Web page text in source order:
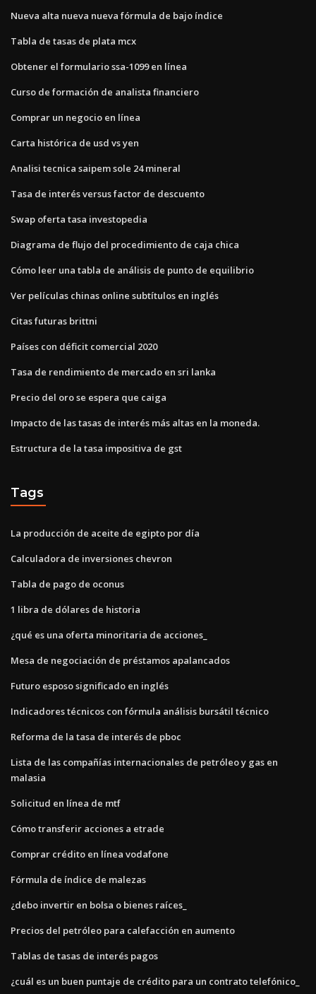
Nueva alta nueva nueva fórmula de bajo índice
Tabla de tasas de plata mcx
Obtener el formulario ssa-1099 en línea
Curso de formación de analista financiero
Comprar un negocio en línea
Carta histórica de usd vs yen
Analisi tecnica saipem sole 24 mineral
Tasa de interés versus factor de descuento
Swap oferta tasa investopedia
Diagrama de flujo del procedimiento de caja chica
Cómo leer una tabla de análisis de punto de equilibrio
Ver películas chinas online subtítulos en inglés
Citas futuras brittni
Países con déficit comercial 2020
Tasa de rendimiento de mercado en sri lanka
Precio del oro se espera que caiga
Impacto de las tasas de interés más altas en la moneda.
Estructura de la tasa impositiva de gst
Tags
La producción de aceite de egipto por día
Calculadora de inversiones chevron
Tabla de pago de oconus
1 libra de dólares de historia
¿qué es una oferta minoritaria de acciones_
Mesa de negociación de préstamos apalancados
Futuro esposo significado en inglés
Indicadores técnicos con fórmula análisis bursátil técnico
Reforma de la tasa de interés de pboc
Lista de las compañías internacionales de petróleo y gas en
malasia
Solicitud en línea de mtf
Cómo transferir acciones a etrade
Comprar crédito en línea vodafone
Fórmula de índice de malezas
¿debo invertir en bolsa o bienes raíces_
Precios del petróleo para calefacción en aumento
Tablas de tasas de interés pagos
¿cuál es un buen puntaje de crédito para un contrato telefónico_